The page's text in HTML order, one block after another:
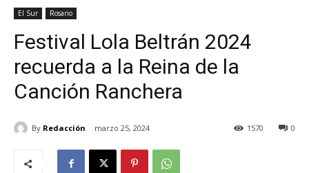
El Sur Rosario
Festival Lola Beltrán 2024
recuerda a la Reina de la
Canción Ranchera
By Redacción marzo 25, 2024 0
1570